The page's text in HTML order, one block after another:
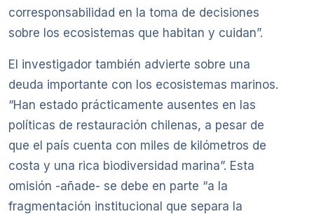
corresponsabilidad en la toma de decisiones
sobre los ecosistemas que habitan y cuidan”.
El investigador también advierte sobre una
deuda importante con los ecosistemas marinos.
“Han estado prácticamente ausentes en las
políticas de restauración chilenas, a pesar de
que el país cuenta con miles de kilómetros de
costa y una rica biodiversidad marina”. Esta
omisión -añade- se debe en parte “a la
fragmentación institucional que separa la